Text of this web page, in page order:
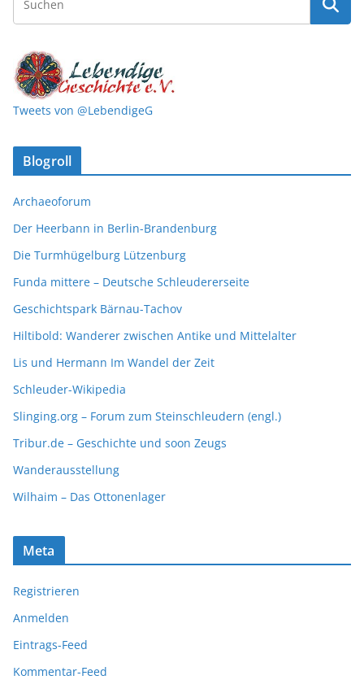
Tweets von @LebendigeG
Blogroll
Archaeoforum
Der Heerbann in Berlin-Brandenburg
Die Turmhügelburg Lützenburg
Funda mittere – Deutsche Schleudererseite
Geschichtspark Bärnau-Tachov
Hiltibold: Wanderer zwischen Antike und Mittelalter
Lis und Hermann Im Wandel der Zeit
Schleuder-Wikipedia
Slinging.org – Forum zum Steinschleudern (engl.)
Tribur.de – Geschichte und soon Zeugs
Wanderausstellung
Wilhaim – Das Ottonenlager
Meta
Registrieren
Anmelden
Eintrags-Feed
Kommentar-Feed